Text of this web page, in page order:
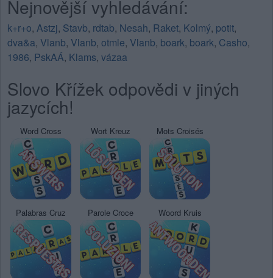
Nejnovější vyhledávání:
k+r+o, Astzj, Stavb, rdtab, Nesah, Raket, Kolmý, potit,
dva&a, Vlanb, Vlanb, otmle, Vlanb, boark, boark, Casho,
1986, PskAÁ, Klams, vázaa
Slovo Křížek odpovědi v jiných
jazycích!
Word Cross Wort Kreuz Mots Croisés
Palabras Cruz Parole Croce Woord Kruis